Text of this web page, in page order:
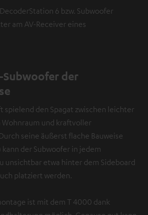
6 bzw. Subwoofer
am AV-Receiver eines
der
spielend den Spagat zwischen leichter
und kraftvoller
seine äußerst flache Bauweise
kann der Subwoofer in jedem
unsichtbar etwa hinter dem Sideboard
platziert werden.
ist mit dem T 4000 dank